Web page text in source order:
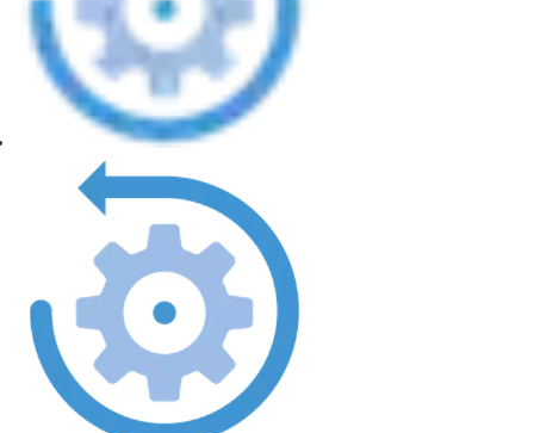
závody a další náročná prostředí, kde je důležitá rychlost,
spolehlivost a ochrana před vlivy prostředí.